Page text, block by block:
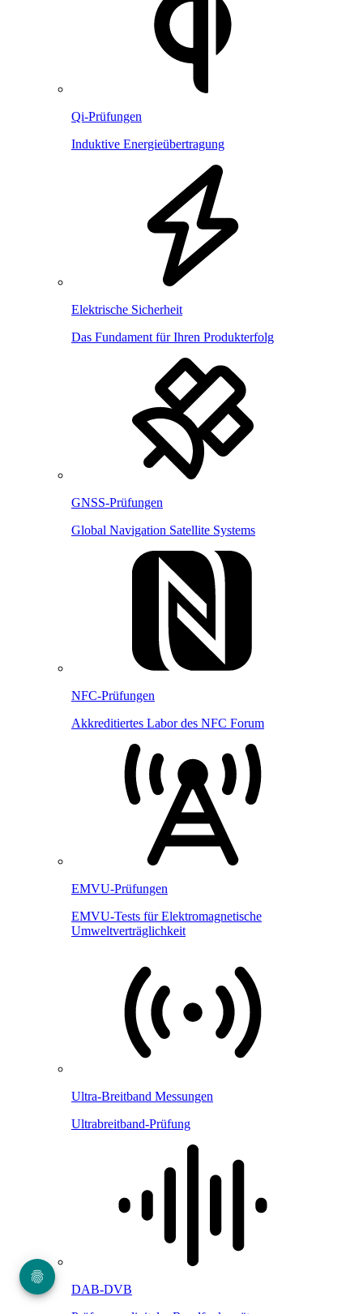
Qi-Prüfungen
Induktive Energieübertragung
Elektrische Sicherheit
Das Fundament für Ihren Produkterfolg
GNSS-Prüfungen
Global Navigation Satellite Systems
NFC-Prüfungen
Akkreditiertes Labor des NFC Forum
EMVU-Prüfungen
EMVU-Tests für Elektromagnetische
Umweltverträglichkeit
Ultra-Breitband Messungen
Ultrabreitband-Prüfung
DAB-DVB